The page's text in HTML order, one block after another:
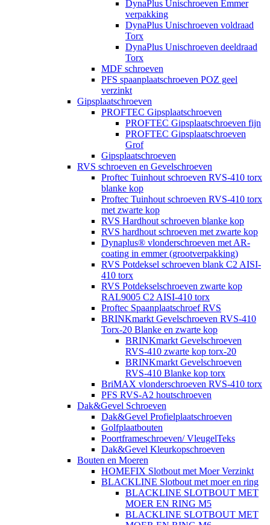
DynaPlus Unischroeven Emmer
verpakking
DynaPlus Unischroeven voldraad
Torx
DynaPlus Unischroeven deeldraad
Torx
MDF schroeven
PFS spaanplaatschroeven POZ geel
verzinkt
Gipsplaatschroeven
PROFTEC Gipsplaatschroeven
PROFTEC Gipsplaatschroeven fijn
PROFTEC Gipsplaatschroeven
Grof
Gipsplaatschroeven
RVS schroeven en Gevelschroeven
Proftec Tuinhout schroeven RVS-410 torx
blanke kop
Proftec Tuinhout schroeven RVS-410 torx
met zwarte kop
RVS Hardhout schroeven blanke kop
RVS hardhout schroeven met zwarte kop
Dynaplus® vlonderschroeven met AR-
coating in emmer (grootverpakking)
RVS Potdeksel schroeven blank C2 AISI-
410 torx
RVS Potdekselschroeven zwarte kop
RAL9005 C2 AISI-410 torx
Proftec Spaanplaatschroef RVS
BRINKmarkt Gevelschroeven RVS-410
Torx-20 Blanke en zwarte kop
BRINKmarkt Gevelschroeven
RVS-410 zwarte kop torx-20
BRINKmarkt Gevelschroeven
RVS-410 Blanke kop torx
BriMAX vlonderschroeven RVS-410 torx
PFS RVS-A2 houtschroeven
Dak&Gevel Schroeven
Dak&Gevel Profielplaatschroeven
Golfplaatbouten
Poortframeschroeven/ VleugelTeks
Dak&Gevel Kleurkopschroeven
Bouten en Moeren
HOMEFIX Slotbout met Moer Verzinkt
BLACKLINE Slotbout met moer en ring
BLACKLINE SLOTBOUT MET
MOER EN RING M5
BLACKLINE SLOTBOUT MET